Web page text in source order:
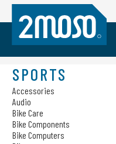
SPORTS
Accessories
Audio
Bike Care
Bike Components
Bike Computers